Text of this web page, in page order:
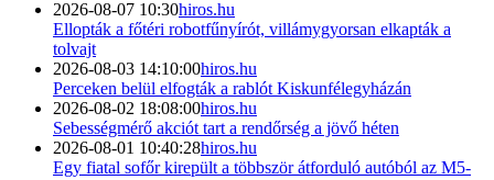
2026-08-07 10:30hiros.hu
Ellopták a főtéri robotfűnyírót, villámygyorsan elkapták a
tolvajt
2026-08-03 14:10:00hiros.hu
Perceken belül elfogták a rablót Kiskunfélegyházán
2026-08-02 18:08:00hiros.hu
Sebességmérő akciót tart a rendőrség a jövő héten
2026-08-01 10:40:28hiros.hu
Egy fiatal sofőr kirepült a többször átforduló autóból az M5-